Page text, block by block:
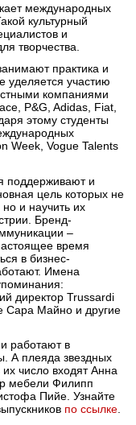
международных
культурный
и
творчества.
практика и
уделяется участию
компаниями
P&G, Adidas, Fiat,
этому студенты
Week, Vogue Talents
поддерживают и
цель которых не
но и научить их
Бренд-
–
время
в бизнес-
Имена
директор Trussardi
Сара Майно и другие
работают в
А плеяда звездных
число входят Анна
мебели Филипп
Пийе. Узнайте
по ссылке